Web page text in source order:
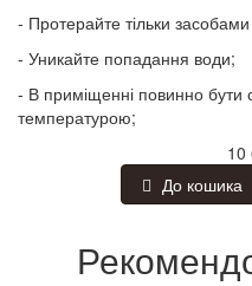
- Протерайте тільки
- Уникайте попадання води;
- В приміщенні повинно бути
температурою;
10
До кошика